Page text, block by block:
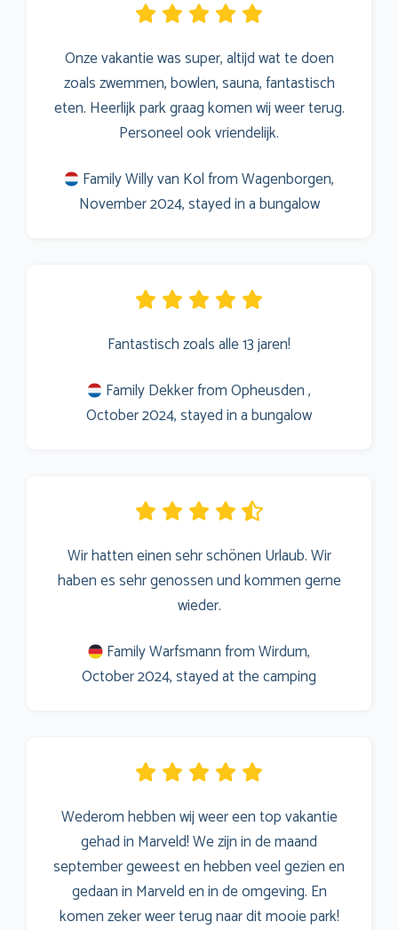
Onze vakantie was super, altijd wat te doen
zoals zwemmen, bowlen, sauna, fantastisch
eten. Heerlijk park graag komen wij weer terug.
Personeel ook vriendelijk.
Family Willy van Kol from Wagenborgen,
November 2024, stayed in a bungalow
Fantastisch zoals alle 13 jaren!
Family Dekker from Opheusden ,
October 2024, stayed in a bungalow
Wir hatten einen sehr schönen Urlaub. Wir
haben es sehr genossen und kommen gerne
wieder.
Family Warfsmann from Wirdum,
October 2024, stayed at the camping
Wederom hebben wij weer een top vakantie
gehad in Marveld! We zijn in de maand
september geweest en hebben veel gezien en
gedaan in Marveld en in de omgeving. En
komen zeker weer terug naar dit mooie park!